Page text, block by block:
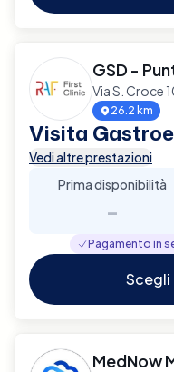
GSD -
Via S. Croce
26.2 km
Visita
Vedi altre prestazioni
Prima disponibilità
-
Pagamento in
Scegli
MedNow